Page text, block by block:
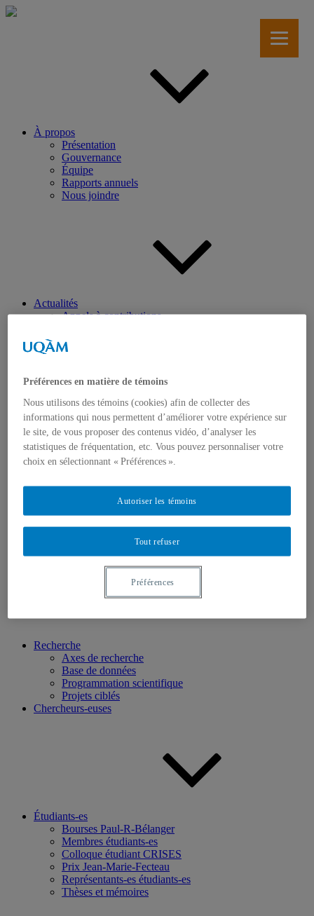
Aller
À propos
Présentation
Gouvernance
Équipe
Rapports annuels
Nous joindre
Actualités
Appels à contributions
Communiqués
Dans les médias
Événements à venir
Archives et bilans
Perspectives et dialogue
Vidéos et baladodiffusions
Recherche
Axes de recherche
Base de données
Programmation scientifique
Projets ciblés
Chercheurs-euses
Étudiants-es
Bourses Paul-R-Bélanger
Membres étudiants-es
Colloque étudiant CRISES
Prix Jean-Marie-Fecteau
Représentants-es étudiants-es
Thèses et mémoires
Préférences en matière de témoins
Nous utilisons des témoins (cookies) afin de collecter des
informations qui nous permettent d’améliorer votre expérience sur
le site, de vous proposer des contenus vidéo, d’analyser les
statistiques de fréquentation, etc. Vous pouvez personnaliser votre
choix en sélectionnant « Préférences ».
Tout refuser
Autoriser les témoins
Préférences